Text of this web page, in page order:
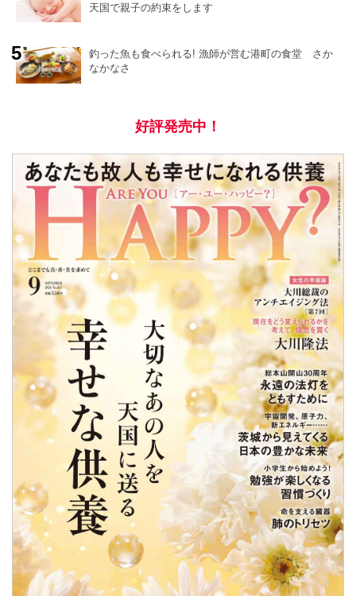
天国で親子の約束をします
釣った魚も食べられる! 漁師が営む港町の食堂 さか
なかなさ
好評発売中！